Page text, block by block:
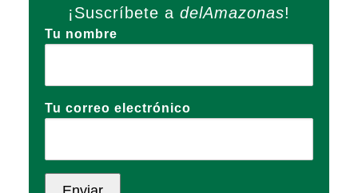
¡Suscríbete a delAmazonas!
Tu nombre
Tu correo electrónico